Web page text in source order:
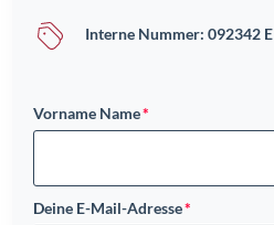
Interne Nummer: 092342 E
Vorname Name
Deine E-Mail-Adresse